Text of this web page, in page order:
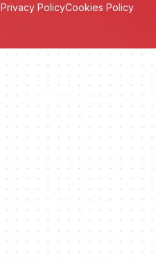
Privacy PolicyCookies Policy